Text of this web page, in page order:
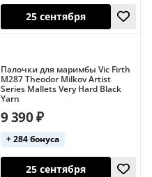
Палочки для маримбы Vic Firth
M287 Theodor Milkov Artist
Series Mallets Very Hard Black
Yarn
9 390 ₽
+ 284 бонуса